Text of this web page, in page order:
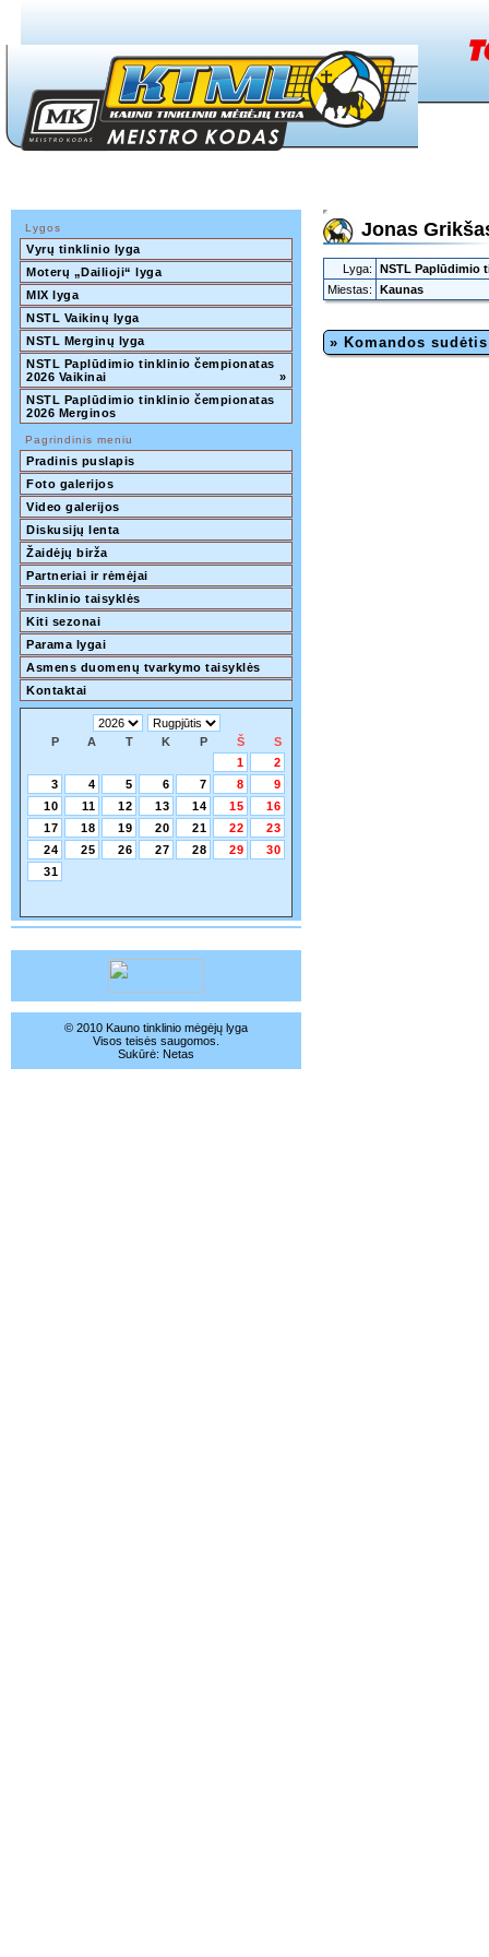
Lygos
Vyrų tinklinio lyga
Moterų „Dailioji“ lyga
MIX lyga
NSTL Vaikinų lyga
NSTL Merginų lyga
NSTL Paplūdimio tinklinio čempionatas
2026 Vaikinai
»
NSTL Paplūdimio tinklinio čempionatas
2026 Merginos
Pagrindinis meniu
Pradinis puslapis
Foto galerijos
Video galerijos
Diskusijų lenta
Žaidėjų birža
Partneriai ir rėmėjai
Tinklinio taisyklės
Kiti sezonai
Parama lygai
Asmens duomenų tvarkymo taisyklės
Kontaktai
P A T K P Š
S
1
2
3
4 5 6 7 8
9
10
11 12 13 14 15
16
17
18 19 20 21 22
23
24
25 26 27 28 29
30
31
© 2010 Kauno tinklinio mėgėjų lyga
Visos teisės saugomos.
Sukūrė: Netas
Jonas
Lyga:
NSTL Paplūdimio
Miestas:
Kaunas
» Komandos sudėtis